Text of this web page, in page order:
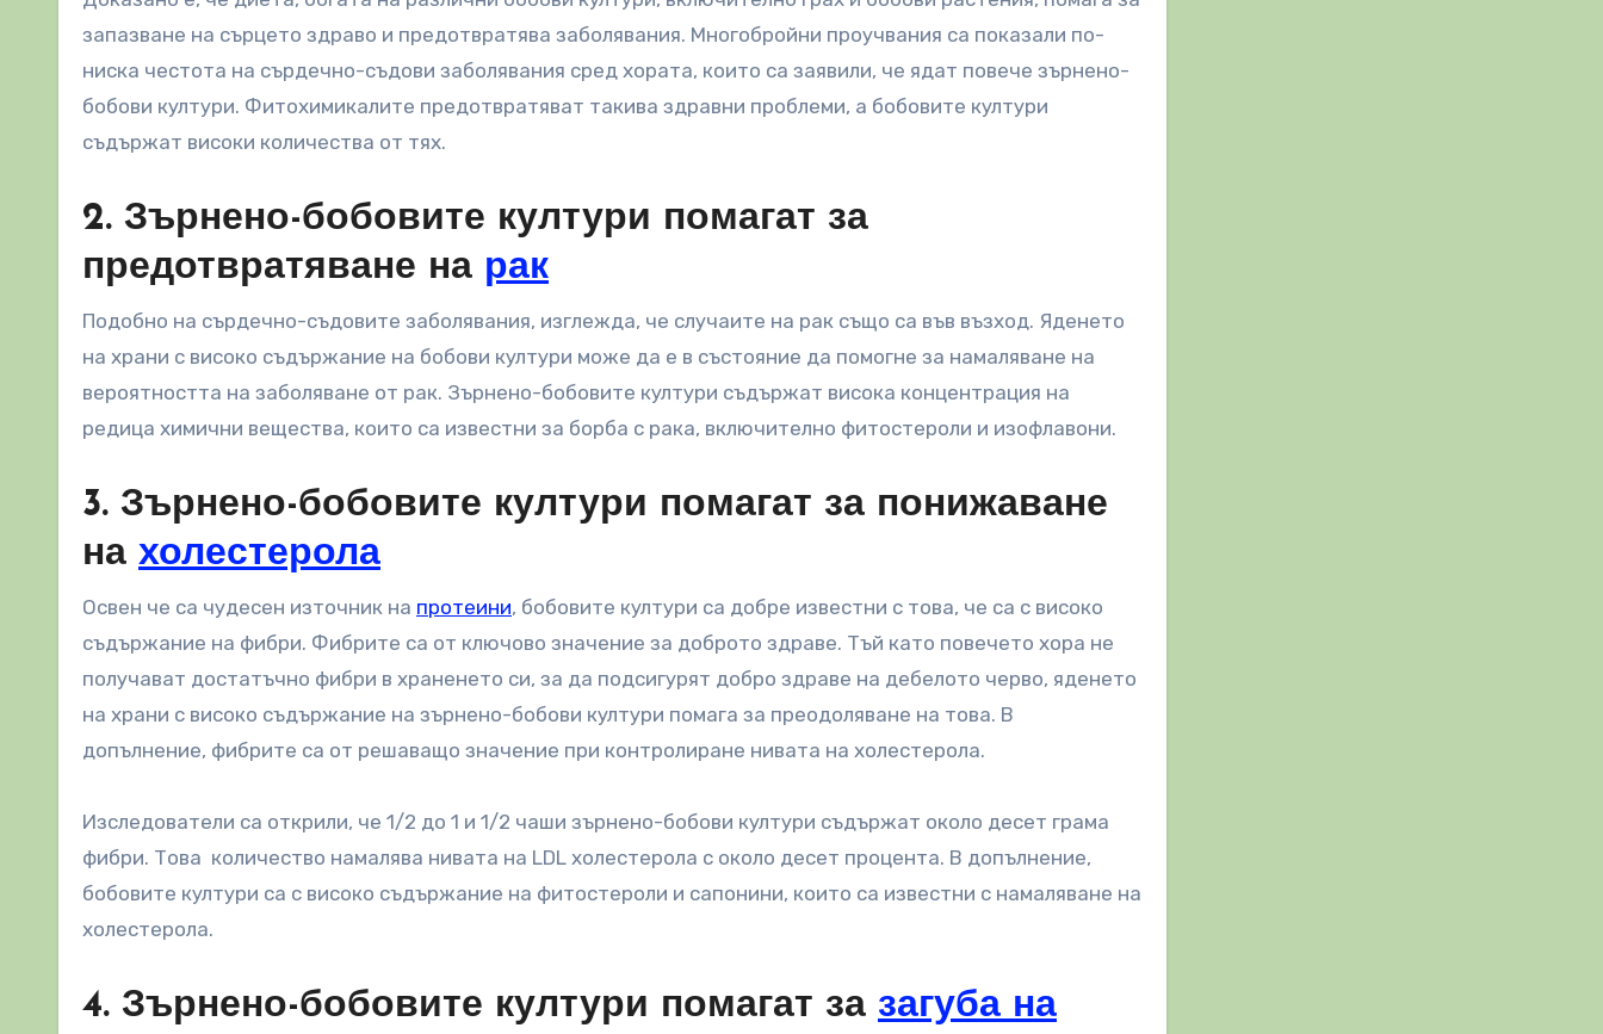
запазване на сърцето здраво и предотвратява заболявания. Многобройни проучвания са показали по-
ниска честота на сърдечно-съдови заболявания сред хората, които са заявили, че ядат повече зърнено-
бобови култури. Фитохимикалите предотвратяват такива здравни проблеми, а бобовите култури
съдържат високи количества от тях.
2. Зърнено-бобовите култури помагат за
предотвратяване на рак
Подобно на сърдечно-съдовите заболявания, изглежда, че случаите на рак също са във възход. Яденето
на храни с високо съдържание на бобови култури може да е в състояние да помогне за намаляване на
вероятността на заболяване от рак. Зърнено-бобовите култури съдържат висока концентрация на
редица химични вещества, които са известни за борба с рака, включително фитостероли и изофлавони.
3. Зърнено-бобовите култури помагат за понижаване
на холестерола
Освен че са чудесен източник на протеини, бобовите култури са добре известни с това, че са с високо
съдържание на фибри. Фибрите са от ключово значение за доброто здраве. Тъй като повечето хора не
получават достатъчно фибри в храненето си, за да подсигурят добро здраве на дебелото черво, яденето
на храни с високо съдържание на зърнено-бобови култури помага за преодоляване на това. В
допълнение, фибрите са от решаващо значение при контролиране нивата на холестерола.
Изследователи са открили, че 1/2 до 1 и 1/2 чаши зърнено-бобови култури съдържат около десет грама
фибри. Това количество намалява нивата на LDL холестерола с около десет процента. В допълнение,
бобовите култури са с високо съдържание на фитостероли и сапонини, които са известни с намаляване на
холестерола.
4. Зърнено-бобовите култури помагат за загуба на